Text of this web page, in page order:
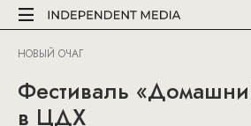
НОВЫЙ ОЧАГ
Фестиваль
в ЦДХ